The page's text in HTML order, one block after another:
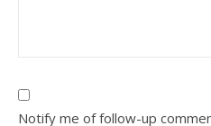
Notify me of follow-up